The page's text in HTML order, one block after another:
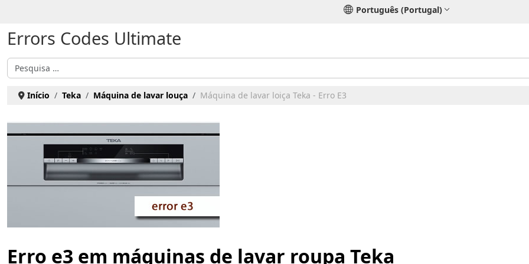
Português (Portugal)
Errors Codes Ultimate
Pesquisar
Início Teka Máquina de lavar louça Máquina de lavar loiça Teka - Erro E3
Erro e3 em máquinas de lavar roupa Teka